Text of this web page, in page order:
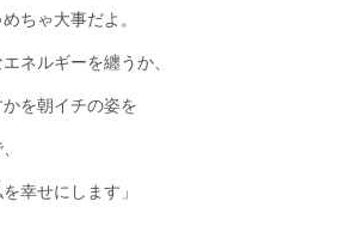
ちゃ大事だよ。
ネルギーを纏うか、
を朝イチの姿を
幸せにします」